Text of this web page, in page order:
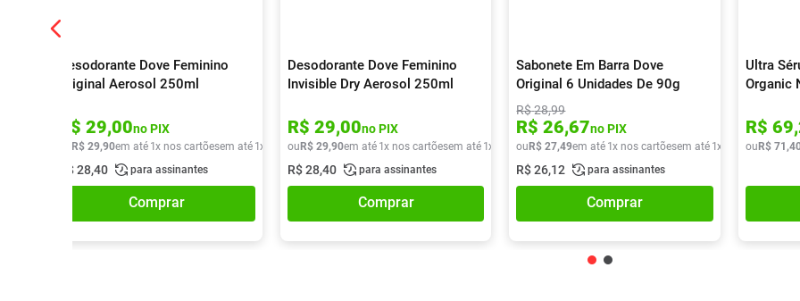
Desodorante Dove Feminino
Original Aerosol 250ml
R$ 29,00no PIX
R$ 29,90em até 1x nos cartõesem até 1x de R$ 29,90
R$ 28,40 para assinantes
Comprar
Desodorante Dove Feminino
Invisible Dry Aerosol 250ml
R$ 29,00no PIX
ou R$ 29,90em até 1x nos cartõesem até 1x de R$ 29,90
R$28,40 para assinantes
Comprar
Sabonete Em Barra Dove
Original 6 Unidades De 90g
R$28,99
R$ 26,67no PIX
ou R$ 27,49em até 1x nos cartõesem até 1x de R$ 27,49
R$ 26,12 para assinantes
Comprar
Ultra
Organic
R$ 69,
ou R$ 71 ,